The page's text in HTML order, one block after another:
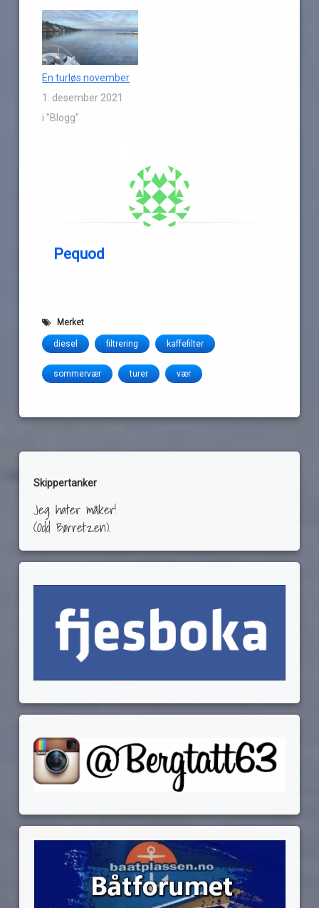
En turløs november
1. desember 2021
i "Blogg"
Pequod
Merket
diesel filtrering kaffefilter
sommervær turer vær
Skippertanker
Jeg hater måker!
(Odd Børretzen).